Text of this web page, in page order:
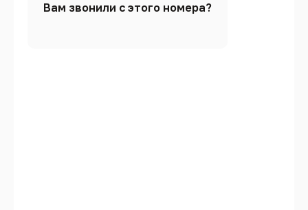
Вам звонили с этого номера?